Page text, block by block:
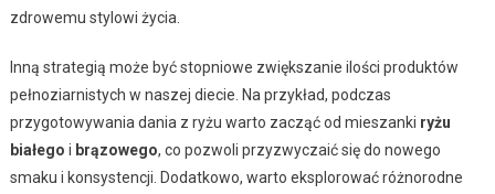
zdrowemu stylowi życia.
Inną strategią może być stopniowe zwiększanie ilości produktów
pełnoziarnistych w naszej diecie. Na przykład, podczas
przygotowywania dania z ryżu warto zacząć od mieszanki ryżu
białego i brązowego, co pozwoli przyzwyczaić się do nowego
smaku i konsystencji. Dodatkowo, warto eksplorować różnorodne